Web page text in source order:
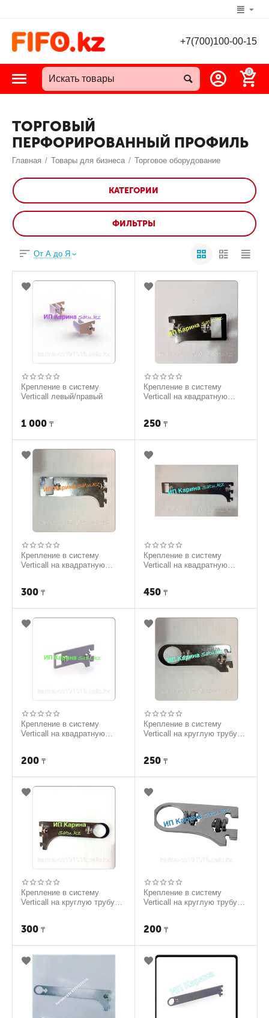
+7(700)100-00-15
0
ТОРГОВЫЙ
ПЕРФОРИРОВАННЫЙ ПРОФИЛЬ
Главная / Товары для бизнеса / Торговое оборудование
КАТЕГОРИИ
ФИЛЬТРЫ
От А до Я
Крепление в систему
Verticall левый/правый
1 000 ₸
Крепление в систему
Verticall на квадратную
250 ₸
Крепление в систему
Verticall на квадратную
300 ₸
Крепление в систему
Verticall на квадратную
450 ₸
Крепление в систему
Verticall на квадратную
200 ₸
Крепление в систему
Verticall на круглую трубу
250 ₸
Крепление в систему
Verticall на круглую трубу
300 ₸
Крепление в систему
Verticall на круглую трубу
200 ₸